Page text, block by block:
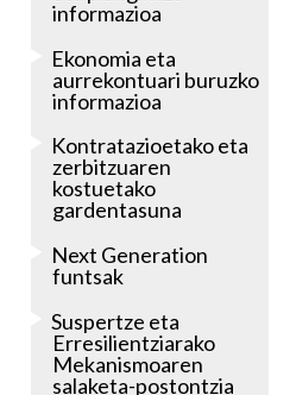
informazioa
Ekonomia eta
aurrekontuari buruzko
informazioa
Kontratazioetako eta
zerbitzuaren
kostuetako
gardentasuna
Next Generation
funtsak
Suspertze eta
Erresilientziarako
Mekanismoaren
salaketa-postontzia